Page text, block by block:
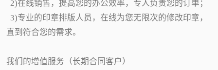
2)在线销售，提高您的办公效率，专人负责您的订单；
3)专业的印章排版人员，在线为您无限次的修改印章，
直到符合您的需求。
我们的增值服务（长期合同客户）